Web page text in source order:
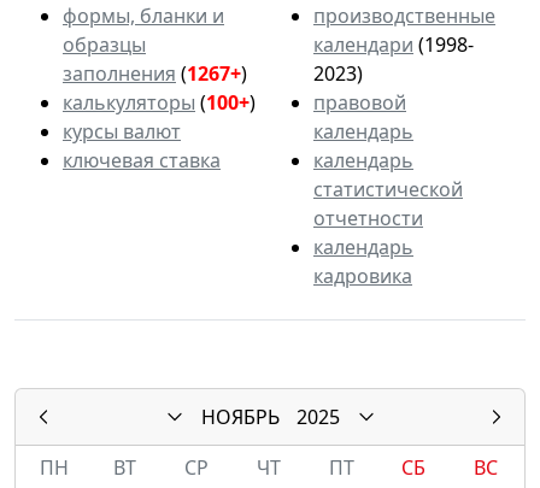
формы, бланки и
образцы
заполнения (1267+)
калькуляторы (100+)
курсы валют
ключевая ставка
производственные
календари (1998-
2023)
правовой
календарь
календарь
статистической
отчетности
календарь
кадровика
НОЯБРЬ
2025
ПН
ВТ СР ЧТ ПТ СБ
ВС